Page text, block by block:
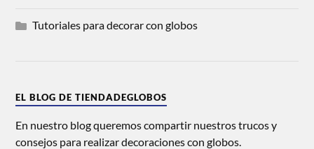
Tutoriales para decorar con globos
EL BLOG DE TIENDADEGLOBOS
En nuestro blog queremos compartir nuestros trucos y
consejos para realizar decoraciones con globos.